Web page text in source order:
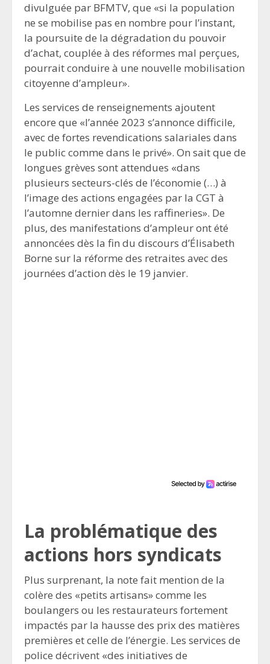
divulguée par BFMTV, que «si la population
ne se mobilise pas en nombre pour l’instant,
la poursuite de la dégradation du pouvoir
d’achat, couplée à des réformes mal perçues,
pourrait conduire à une nouvelle mobilisation
citoyenne d’ampleur».
Les services de renseignements ajoutent
encore que «l’année 2023 s’annonce difficile,
avec de fortes revendications salariales dans
le public comme dans le privé». On sait que de
longues grèves sont attendues «dans
plusieurs secteurs-clés de l’économie (…) à
l’image des actions engagées par la CGT à
l’automne dernier dans les raffineries». De
plus, des manifestations d’ampleur ont été
annoncées dès la fin du discours d’Élisabeth
Borne sur la réforme des retraites avec des
journées d’action dès le 19 janvier.
La problématique des
actions hors syndicats
Plus surprenant, la note fait mention de la
colère des «petits artisans» comme les
boulangers ou les restaurateurs fortement
impactés par la hausse des prix des matières
premières et celle de l’énergie. Les services de
police décrivent «des initiatives de